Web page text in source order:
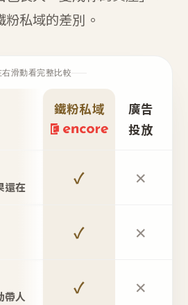
粉私域的差別。
右滑動看完整比較
鐵粉私域
廣告
投放
還在 ✓ ✕
✓ ✕
帶人 ✓ ✕